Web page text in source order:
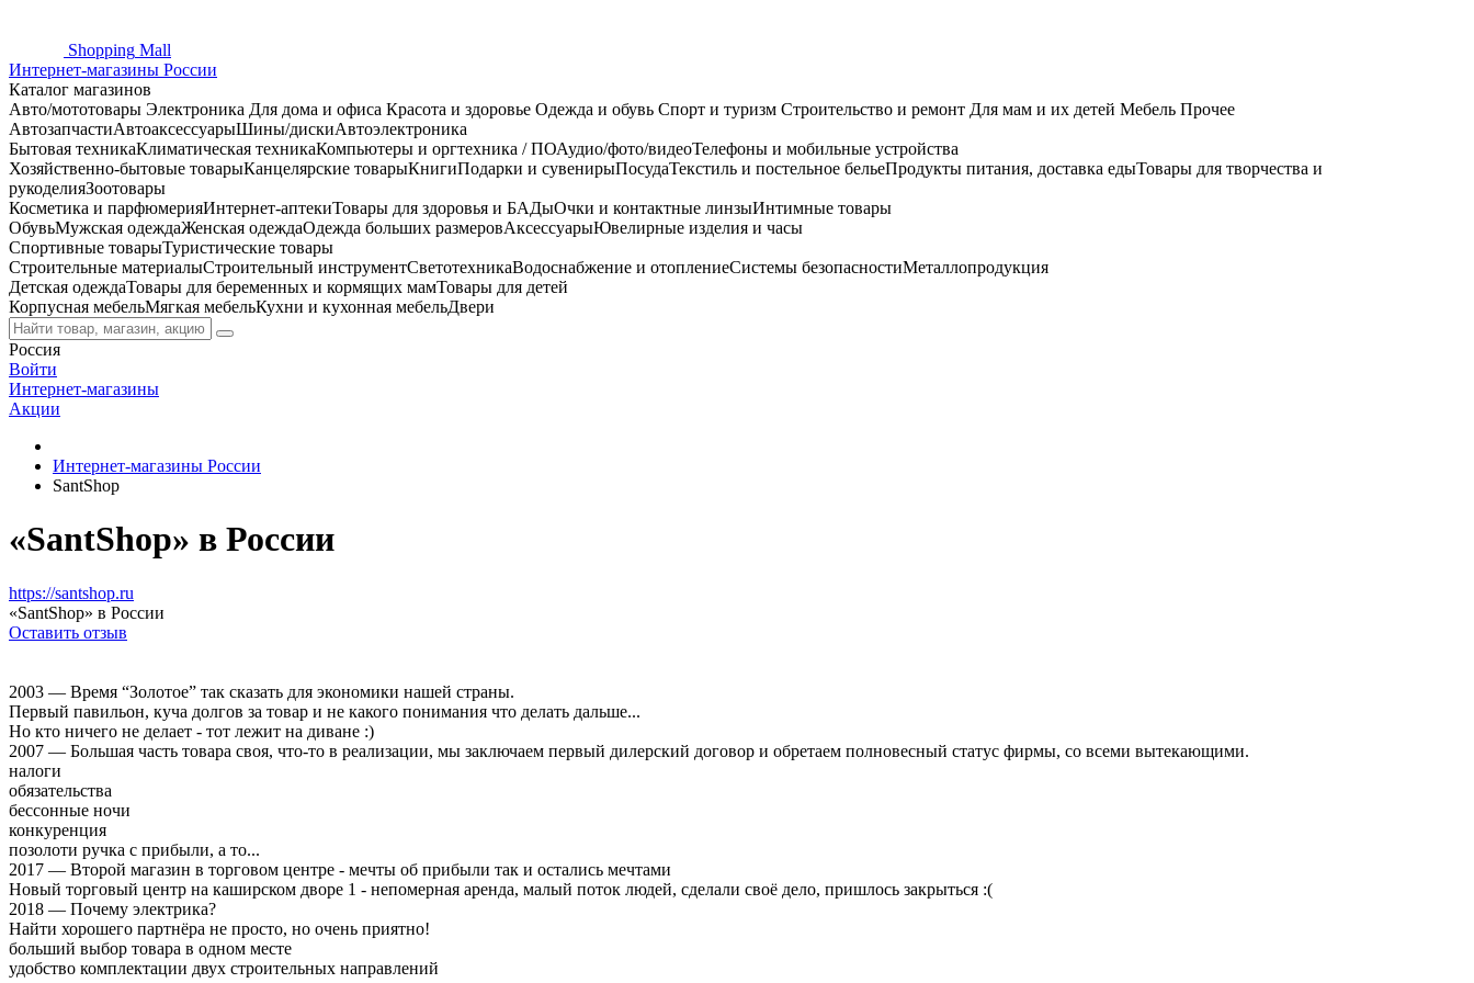
Shopping Mall
Интернет-магазины России
Каталог магазинов
Авто/мототовары Электроника Для дома и офиса Красота и здоровье Одежда и обувь Спорт и туризм Строительство и ремонт Для мам и их детей Мебель Прочее
АвтозапчастиАвтоаксессуарыШины/дискиАвтоэлектроника
Бытовая техникаКлиматическая техникаКомпьютеры и оргтехника / ПОАудио/фото/видеоТелефоны и мобильные устройства
Хозяйственно-бытовые товарыКанцелярские товарыКнигиПодарки и сувенирыПосудаТекстиль и постельное бельеПродукты питания, доставка едыТовары для творчества и
рукоделияЗоотовары
Косметика и парфюмерияИнтернет-аптекиТовары для здоровья и БАДыОчки и контактные линзыИнтимные товары
ОбувьМужская одеждаЖенская одеждаОдежда больших размеровАксессуарыЮвелирные изделия и часы
Спортивные товарыТуристические товары
Строительные материалыСтроительный инструментСветотехникаВодоснабжение и отоплениеСистемы безопасностиМеталлопродукция
Детская одеждаТовары для беременных и кормящих мамТовары для детей
Корпусная мебельМягкая мебельКухни и кухонная мебельДвери
Россия
Войти
Интернет-магазины
Акции
Интернет-магазины России
SantShop
«SantShop» в России
https://santshop.ru
«SantShop» в России
Оставить отзыв
2003 — Время “Золотое” так сказать для экономики нашей страны.
Первый павильон, куча долгов за товар и не какого понимания что делать дальше...
Но кто ничего не делает - тот лежит на диване :)
2007 — Большая часть товара своя, что-то в реализации, мы заключаем первый дилерский договор и обретаем полновесный статус фирмы, со всеми вытекающими.
налоги
обязательства
бессонные ночи
конкуренция
позолоти ручка с прибыли, а то...
2017 — Второй магазин в торговом центре - мечты об прибыли так и остались мечтами
Новый торговый центр на каширском дворе 1 - непомерная аренда, малый поток людей, сделали своё дело, пришлось закрыться :(
2018 — Почему электрика?
Найти хорошего партнёра не просто, но очень приятно!
больший выбор товара в одном месте
удобство комплектации двух строительных направлений